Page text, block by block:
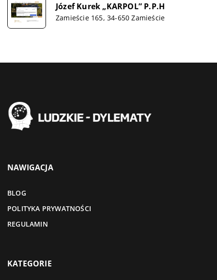
Józef Kurek „KARPOL” P.P.H
Zamieście 165, 34-650 Zamieście
NAWIGACJA
BLOG
POLITYKA PRYWATNOŚCI
REGULAMIN
KATEGORIE